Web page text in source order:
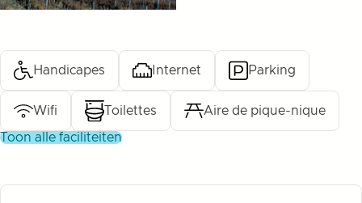
Handicapes Internet Parking
Wifi Toilettes Aire de pique-nique
toon alle faciliteiten